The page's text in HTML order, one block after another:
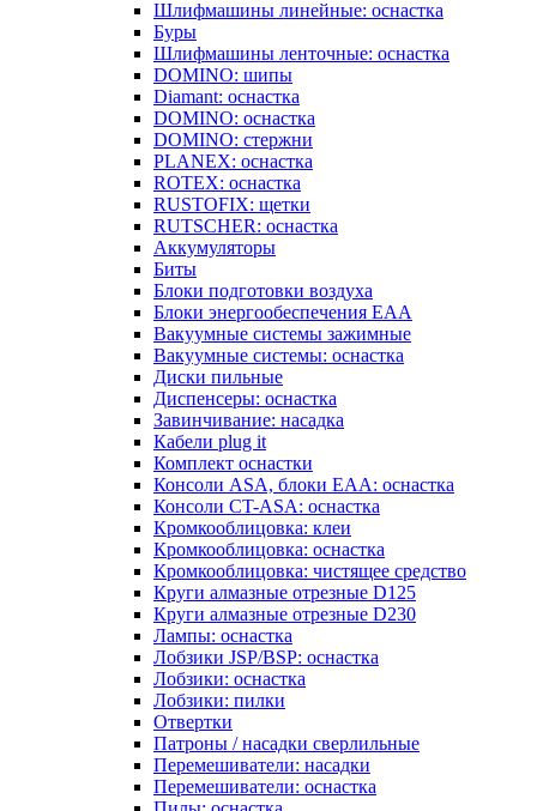
Шлифмашины линейные: оснастка
Буры
Шлифмашины ленточные: оснастка
DOMINO: шипы
Diamant: оснастка
DOMINO: оснастка
DOMINO: стержни
PLANEX: оснастка
ROTEX: оснастка
RUSTOFIX: щетки
RUTSCHER: оснастка
Аккумуляторы
Биты
Блоки подготовки воздуха
Блоки энергообеспечения EAA
Вакуумные системы зажимные
Вакуумные системы: оснастка
Диски пильные
Диспенсеры: оснастка
Завинчивание: насадка
Кабели plug it
Комплект оснастки
Консоли ASA, блоки EAA: оснастка
Консоли CT-ASA: оснастка
Кромкооблицовка: клеи
Кромкооблицовка: оснастка
Кромкооблицовка: чистящее средство
Круги алмазные отрезные D125
Круги алмазные отрезные D230
Лампы: оснастка
Лобзики JSP/BSP: оснастка
Лобзики: оснастка
Лобзики: пилки
Отвертки
Патроны / насадки сверлильные
Перемешиватели: насадки
Перемешиватели: оснастка